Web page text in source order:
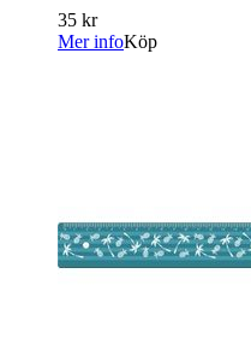
35 kr
Mer infoKöp